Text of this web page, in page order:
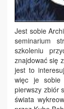
Jest sobie
seminarium
szkoleniu
znajdować się
jest to
więc je sobie
pierwszy zbiór
świata